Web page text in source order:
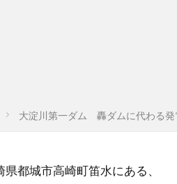
大淀川第一ダム 轟ダムに代わる発
都城市高崎町笛水にある、